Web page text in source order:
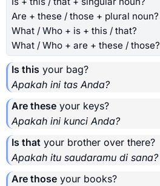
Are + these / those + plural noun?
What / Who + is + this / that?
What / Who + are + these / those?
Is this your bag?
Apakah ini tas Anda?
Are these your keys?
Apakah ini kunci Anda?
Is that your brother over there?
Apakah itu saudaramu di sana?
Are those your books?